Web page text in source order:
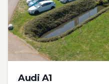
Audi A1